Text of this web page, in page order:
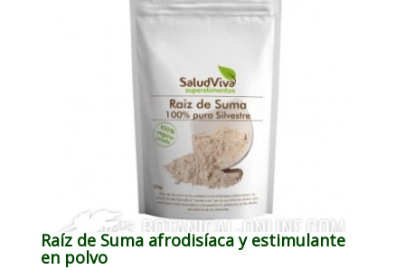
Raíz de Suma afrodisíaca y estimulante
en polvo